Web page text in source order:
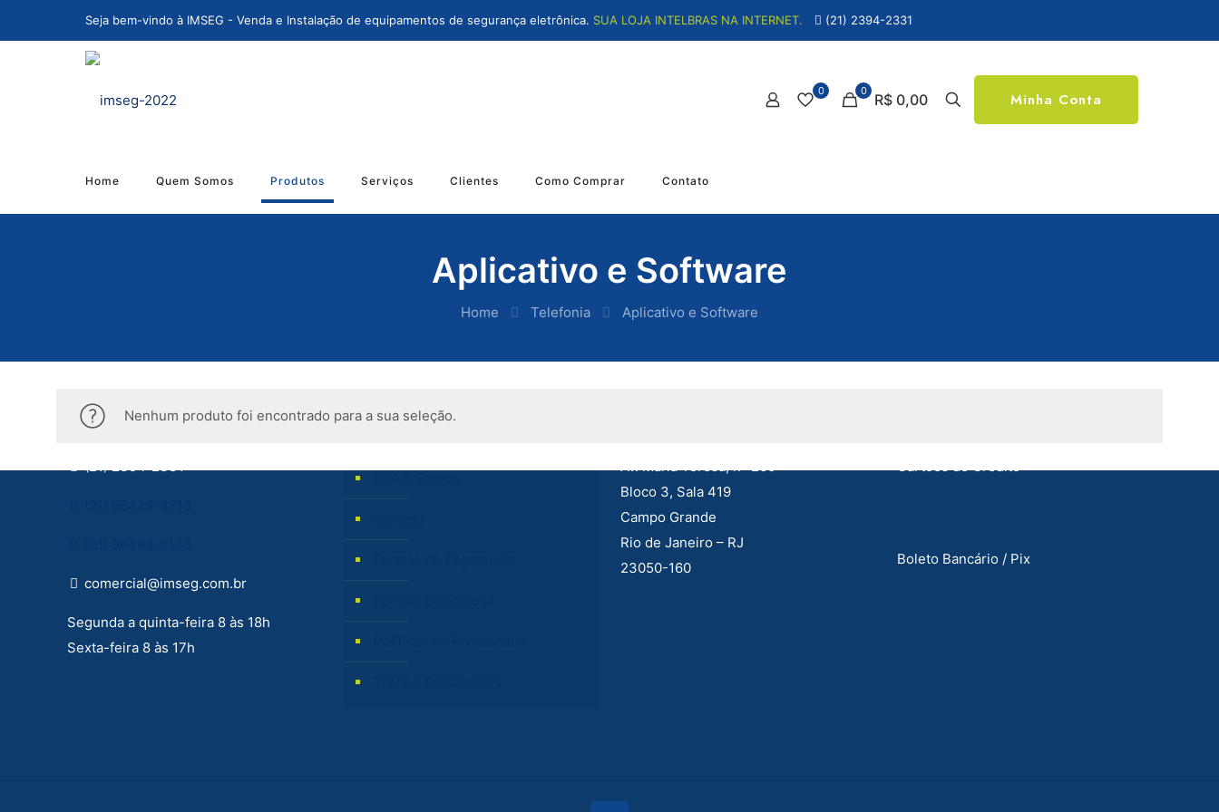
Seja bem-vindo à IMSEG - Venda e Instalação de equipamentos de segurança eletrônica. SUA LOJA INTELBRAS NA INTERNET. (21) 2394-2331
0 0 R$ 0,00 Minha Conta
Home Quem Somos Produtos Serviços Clientes Como Comprar Contato
Aplicativo e Software
Home Telefonia Aplicativo e Software
Nenhum produto foi encontrado para a sua seleção.
Entre em Contato
(21) 2394-2331
comercial@imseg.com.br
Segunda a quinta-feira 8 às 18h
Sexta-feira 8 às 17h
Informações
Av. Maria Teresa, n° 260
Bloco 3, Sala 419
Campo Grande
Rio de Janeiro – RJ
23050-160
Cartões de Crédito
Boleto Bancário / Pix